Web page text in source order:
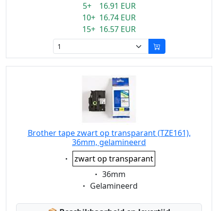
5+ 16.91 EUR
10+ 16.74 EUR
15+ 16.57 EUR
Brother tape zwart op transparant (TZE161),
36mm, gelamineerd
Eigenschaft:
zwart op transparant
Eigenschaft:
36mm
Eigenschaft:
Gelamineerd